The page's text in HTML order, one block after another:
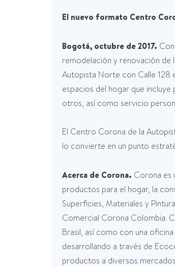
El nuevo formato Centro
Bogotá, octubre de 2017.
remodelación y renovación
Autopista Norte con Calle
espacios del hogar que
otros, así como servicio
El Centro Corona de la
lo convierte en un punto
Acerca de Corona. Corona es
productos para el hogar, la
Superficies, Materiales y
Comercial Corona Colombia.
Brasil, así como con una
desarrollando a través de
productos a diversos